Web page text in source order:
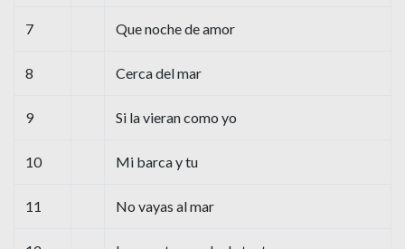
7 Que noche de amor
8 Cerca del mar
9 Si la vieran como yo
10 Mi barca y tu
11 No vayas al mar